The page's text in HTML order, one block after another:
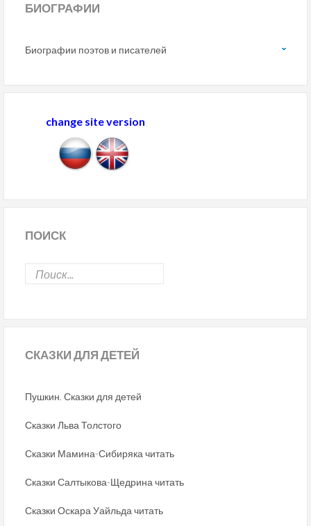
БИОГРАФИИ
Биографии поэтов и писателей
change site version
ПОИСК
СКАЗКИДЛЯ ДЕТЕЙ
Пушкин. Сказки для детей
Сказки Льва Толстого
Сказки Мамина-Сибиряка читать
Сказки Салтыкова-Щедрина читать
Сказки Оскара Уайльда читать